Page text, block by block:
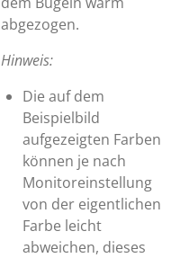
abgezogen.
Hinweis:
Die auf dem
Beispielbild
aufgezeigten Farben
können je nach
Monitoreinstellung
von der eigentlichen
Farbe leicht
abweichen, dieses